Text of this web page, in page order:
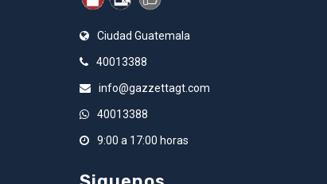
Ciudad Guatemala
40013388
info@gazzettagt.com
40013388
9:00 a 17:00 horas